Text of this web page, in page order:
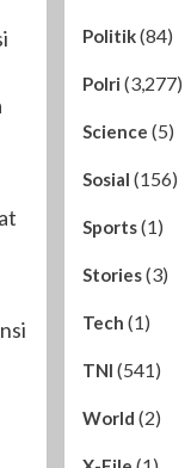
Politik(84)
Polri (3,277)
Science (5)
Sosial (156)
Sports(1)
Stories(3)
Tech (1)
TNI (541)
World (2)